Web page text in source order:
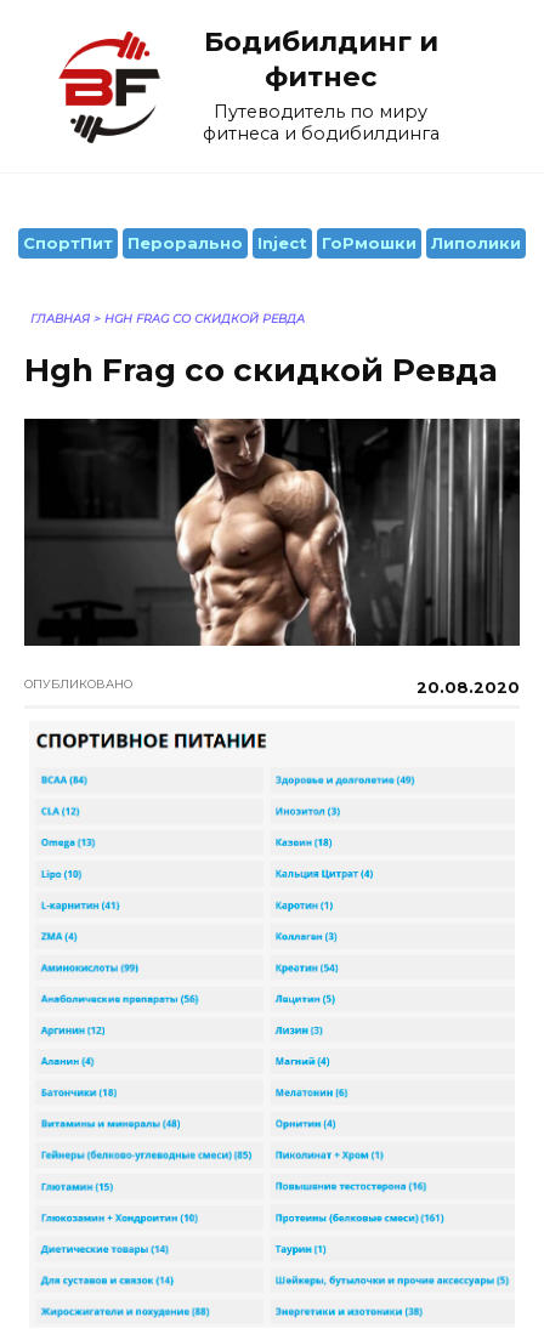
содержанию
Бодибилдинг и
фитнес
Путеводитель по миру
фитнеса и бодибилдинга
СпортПит Перорально Inject ГоРмошки Липолики
ГЛАВНАЯ > HGH FRAG СО СКИДКОЙ РЕВДА
Hgh Frag со скидкой Ревда
ОПУБЛИКОВАНО 20.08.2020